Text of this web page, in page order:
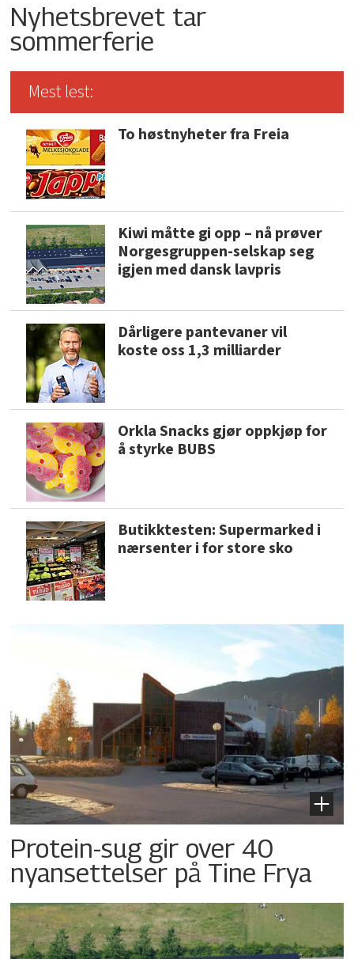
Nyhetsbrevet tar
sommerferie
Mest lest:
To høstnyheter fra Freia
Kiwi måtte gi opp – nå prøver
Norgesgruppen-selskap seg
igjen med dansk lavpris
Dårligere pantevaner vil
koste oss 1,3 milliarder
Orkla Snacks gjør oppkjøp for
å styrke BUBS
Butikktesten: Supermarked i
nærsenter i for store sko
Protein-sug gir over 40
nyansettelser på Tine Frya